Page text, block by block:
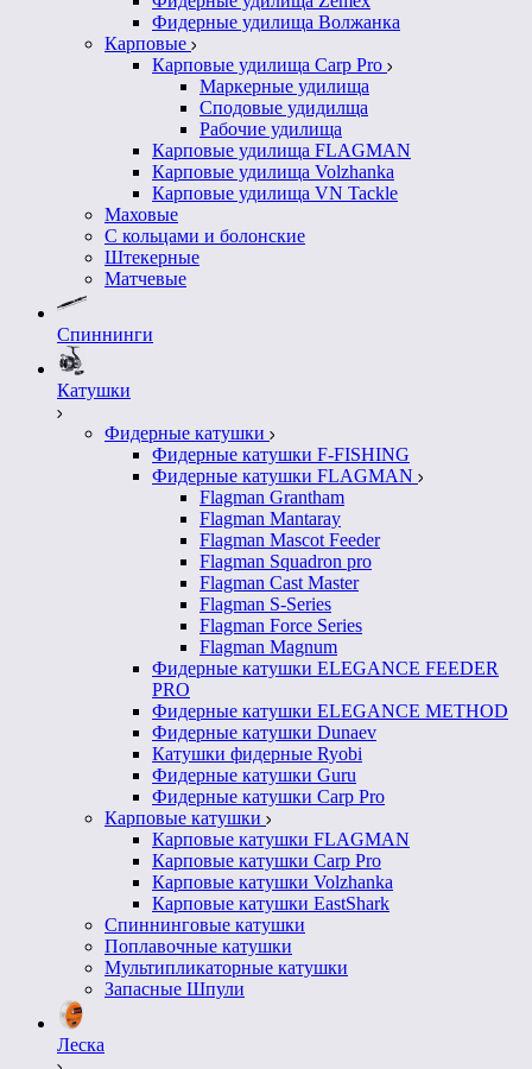
Фидерные удилища Волжанка
Карповые
Карповые удилища Carp Pro
Маркерные удилища
Сподовые удидилща
Рабочие удилища
Карповые удилища FLAGMAN
Карповые удилища Volzhanka
Карповые удилища VN Tackle
Маховые
С кольцами и болонские
Штекерные
Матчевые
Спиннинги
Катушки
Фидерные катушки
Фидерные катушки F-FISHING
Фидерные катушки FLAGMAN
Flagman Grantham
Flagman Mantaray
Flagman Mascot Feeder
Flagman Squadron pro
Flagman Cast Master
Flagman S-Series
Flagman Force Series
Flagman Magnum
Фидерные катушки ELEGANCE FEEDER
PRO
Фидерные катушки ELEGANCE METHOD
Фидерные катушки Dunaev
Катушки фидерные Ryobi
Фидерные катушки Guru
Фидерные катушки Carp Pro
Карповые катушки
Карповые катушки FLAGMAN
Карповые катушки Carp Pro
Карповые катушки Volzhanka
Карповые катушки EastShark
Спиннинговые катушки
Поплавочные катушки
Мультипликаторные катушки
Запасные Шпули
Леска